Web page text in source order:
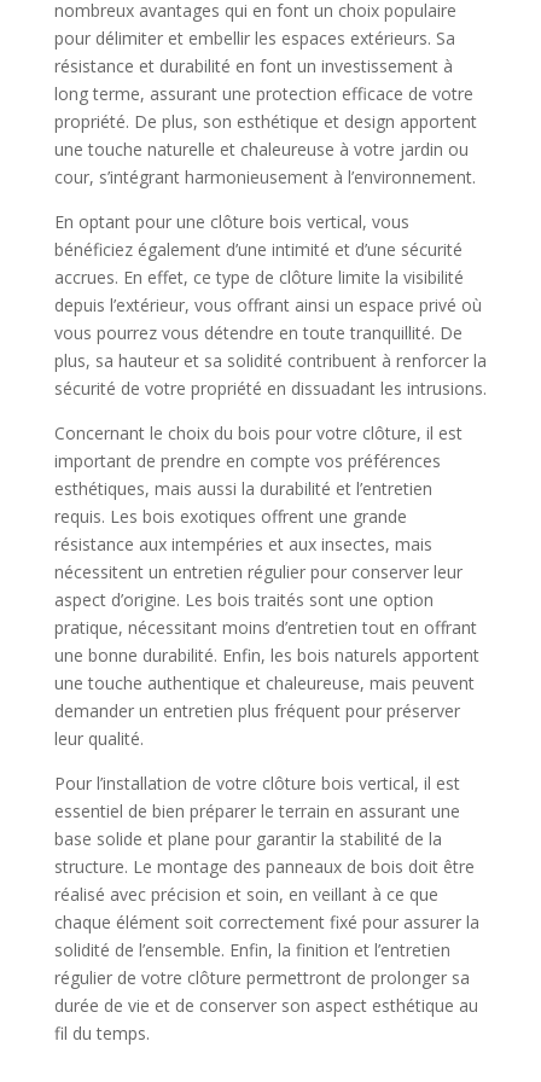
nombreux avantages qui en font un choix populaire
pour délimiter et embellir les espaces extérieurs. Sa
résistance et durabilité en font un investissement à
long terme, assurant une protection efficace de votre
propriété. De plus, son esthétique et design apportent
une touche naturelle et chaleureuse à votre jardin ou
cour, s’intégrant harmonieusement à l’environnement.
En optant pour une clôture bois vertical, vous
bénéficiez également d’une intimité et d’une sécurité
accrues. En effet, ce type de clôture limite la visibilité
depuis l’extérieur, vous offrant ainsi un espace privé où
vous pourrez vous détendre en toute tranquillité. De
plus, sa hauteur et sa solidité contribuent à renforcer la
sécurité de votre propriété en dissuadant les intrusions.
Concernant le choix du bois pour votre clôture, il est
important de prendre en compte vos préférences
esthétiques, mais aussi la durabilité et l’entretien
requis. Les bois exotiques offrent une grande
résistance aux intempéries et aux insectes, mais
nécessitent un entretien régulier pour conserver leur
aspect d’origine. Les bois traités sont une option
pratique, nécessitant moins d’entretien tout en offrant
une bonne durabilité. Enfin, les bois naturels apportent
une touche authentique et chaleureuse, mais peuvent
demander un entretien plus fréquent pour préserver
leur qualité.
Pour l’installation de votre clôture bois vertical, il est
essentiel de bien préparer le terrain en assurant une
base solide et plane pour garantir la stabilité de la
structure. Le montage des panneaux de bois doit être
réalisé avec précision et soin, en veillant à ce que
chaque élément soit correctement fixé pour assurer la
solidité de l’ensemble. Enfin, la finition et l’entretien
régulier de votre clôture permettront de prolonger sa
durée de vie et de conserver son aspect esthétique au
fil du temps.